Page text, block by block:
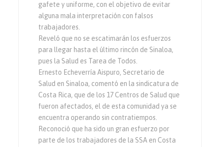
gafete y uniforme, con el objetivo de evitar
alguna mala interpretación con falsos
trabajadores.
Reveló que no se escatimarán los esfuerzos
para llegar hasta el último rincón de Sinaloa,
pues la Salud es Tarea de Todos.
Ernesto Echeverría Aispuro, Secretario de
Salud en Sinaloa, comentó en la sindicatura de
Costa Rica, que de los 17 Centros de Salud que
fueron afectados, el de esta comunidad ya se
encuentra operando sin contratiempos.
Reconoció que ha sido un gran esfuerzo por
parte de los trabajadores de la SSA en Costa